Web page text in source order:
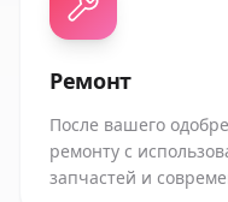
Ремонт
После вашего
ремонту с
запчастей и